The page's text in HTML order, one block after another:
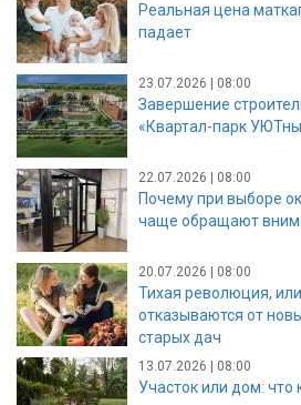
Реальная цена
падает
23.07.2026 | 08:00
Завершение
«Квартал-парк
22.07.2026 | 08:00
Почему при выборе
чаще обращают
20.07.2026 | 08:00
Тихая революция,
отказываются от
старых дач
13.07.2026 | 08:00
Участок или дом: что